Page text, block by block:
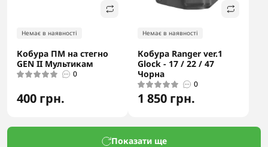
Немає в наявності
Кобура ПМ на стегно
GEN II Мультикам
0
400 грн.
Немає в наявності
Кобура Ranger ver.1
Glock - 17 / 22 / 47
Чорна
0
1 850 грн.
Показати ще